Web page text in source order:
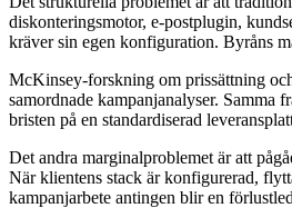
diskonteringsmotor, e-postplugin,
kräver sin egen konfiguration. Byråns
McKinsey-forskning om prissättning
samordnade kampanjanalyser. Samma
bristen på en standardiserad
Det andra marginalproblemet är att
När klientens stack är konfigurerad,
kampanjarbete antingen blir en